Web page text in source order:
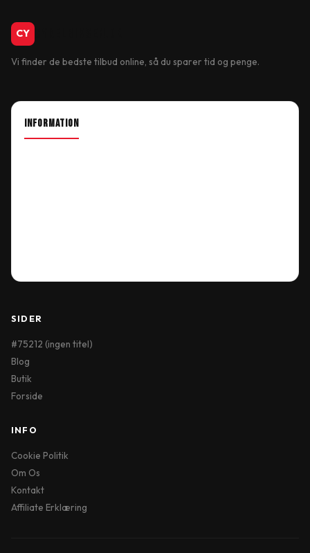
CY
Vi finder de bedste tilbud online, så du sparer tid og penge.
INFORMATION
SIDER
#75212 (ingen titel)
Blog
Butik
Forside
INFO
Cookie Politik
Om Os
Kontakt
Affiliate Erklæring